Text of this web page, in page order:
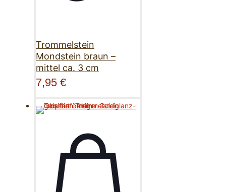
Trommelstein
Mondstein braun –
mittel ca. 3 cm
7,95 €